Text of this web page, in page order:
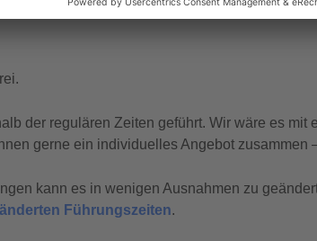
der regulären Zeiten geführt. Wir wäre es
gerne ein individuelles Angebot zusammen
kann es in wenigen Ausnahmen zu
Führungszeiten.